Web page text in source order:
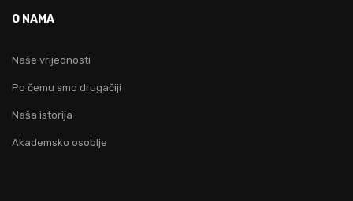
O NAMA
Naše vrijednosti
Po čemu smo drugačiji
Naša istorija
Akademsko osoblje